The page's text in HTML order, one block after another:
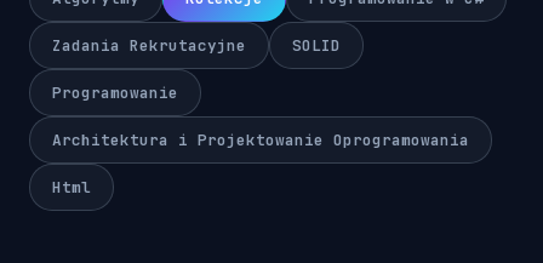
Zadania Rekrutacyjne SOLID
Programowanie
Architektura i Projektowanie Oprogramowania
Html